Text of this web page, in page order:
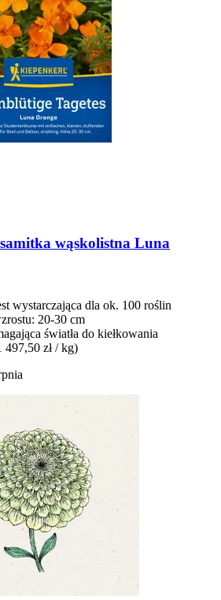
wąskolistna Luna
wystarczająca dla ok. 100 roślin
20-30 cm
światła do kiełkowania
497,50 zł / kg)